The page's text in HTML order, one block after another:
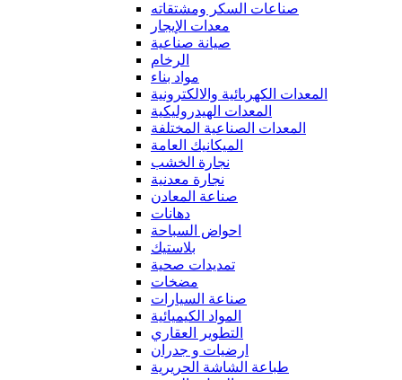
صناعات السكر ومشتقاته
معدات الإيجار
صيانة صناعية
الرخام
مواد بناء
المعدات الكهربائية والالكترونية
المعدات الهيدروليكية
المعدات الصناعية المختلفة
الميكانيك العامة
نجارة الخشب
نجارة معدنية
صناعة المعادن
دهانات
احواض السباحة
بلاستيك
تمديدات صحية
مضخات
صناعة السيارات
المواد الكيميائية
التطوير العقاري
‏ارضيات و جدران
طباعة الشاشة الحريرية